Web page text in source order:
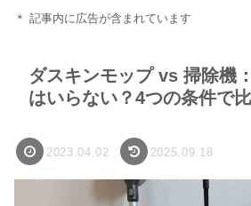
＊ 記事内に広告が含まれています
ダスキンモップ vs 掃除機
はいらない？4つの条件で
2023.04.02 2025.09.18